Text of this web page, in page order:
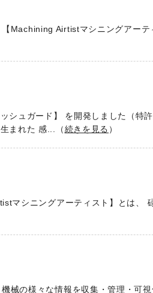
Machining Airtistマシニングアーテ
シュガード】 を開発しました（特
まれた 感...（続きを見る ）
マシニングアーティスト】とは、
械の様々な情報を収集・管理・可視